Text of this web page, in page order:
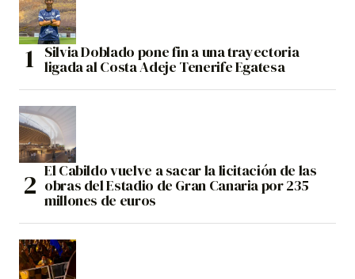
Silvia Doblado pone fin a una trayectoria
ligada al Costa Adeje Tenerife Egatesa
El Cabildo vuelve a sacar la licitación de las
obras del Estadio de Gran Canaria por 235
millones de euros